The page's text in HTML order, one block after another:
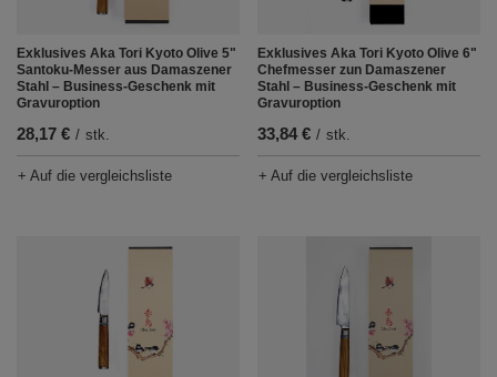
Exklusives Aka Tori Kyoto Olive 5"
Santoku-Messer aus Damaszener
Stahl – Business-Geschenk mit
Gravuroption
28,17 € / stk.
+ Auf die vergleichsliste
Exklusives Aka Tori Kyoto Olive 6"
Chefmesser zun Damaszener
Stahl – Business-Geschenk mit
Gravuroption
33,84 € / stk.
+ Auf die vergleichsliste